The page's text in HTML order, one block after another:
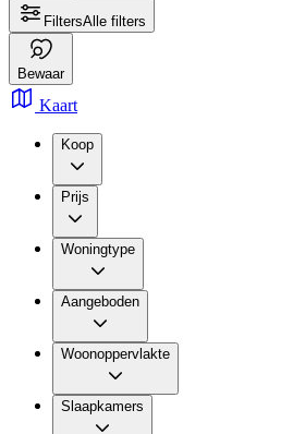
FiltersAlle filters
Bewaar
Kaart
Koop
Prijs
Woningtype
Aangeboden
Woonoppervlakte
Slaapkamers